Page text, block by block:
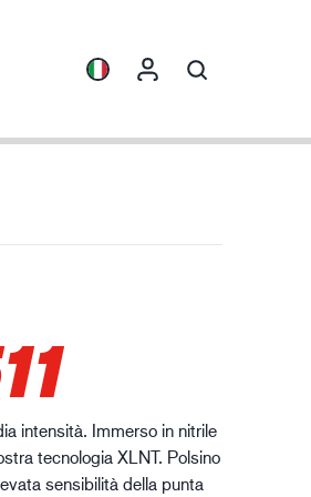
intensità. Immerso in nitrile
tecnologia XLNT. Polsino
sensibilità della punta